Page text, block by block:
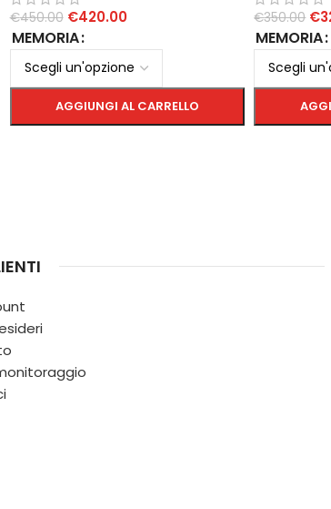
€450.00 €420.00
MEMORIA
AGGIUNGI AL CARRELLO
€350.00 €
MEMORIA